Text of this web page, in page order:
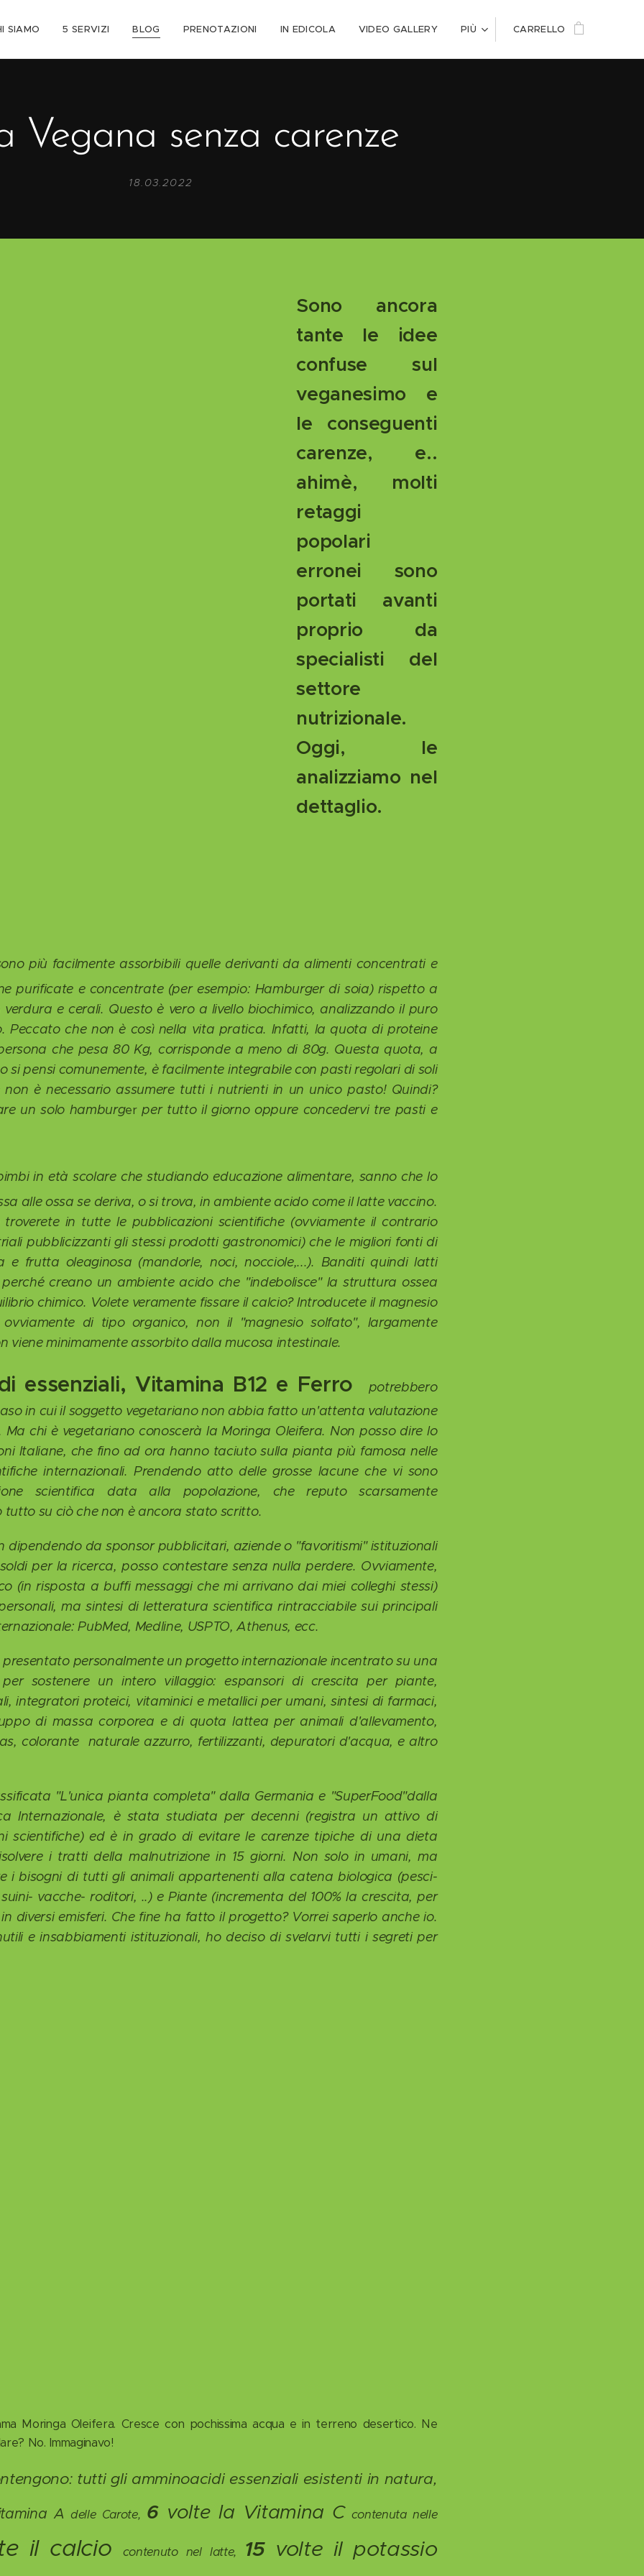
SIAMO 5 SERVIZI BLOG PRENOTAZIONI IN EDICOLA VIDEO GALLERY PIÙ CARRELLO
Vegana senza carenze
18.03.2022
Sono ancora
tante le idee
confuse sul
veganesimo e
le conseguenti
carenze, e..
ahimè, molti
retaggi
popolari
erronei sono
portati avanti
proprio da
specialisti del
settore
nutrizionale.
Oggi, le
analizziamo nel
dettaglio.
più facilmente assorbibili quelle derivanti da alimenti concentrati e
purificate e concentrate (per esempio: Hamburger di soia) rispetto a
verdura e cerali. Questo è vero a livello biochimico, analizzando il puro
Peccato che non è così nella vita pratica. Infatti, la quota di proteine
che pesa 80 Kg, corrisponde a meno di 80g. Questa quota, a
si pensi comunemente, è facilmente integrabile con pasti regolari di soli
non è necessario assumere tutti i nutrienti in un unico pasto! Quindi?
un solo hamburgerper tutto il giorno oppure concedervi tre pasti e
in età scolare che studiando educazione alimentare, sanno che lo
alle ossa se deriva, o si trova, in ambiente acido come il latte vaccino.
in tutte le pubblicazioni scientifiche (ovviamente il contrario
pubblicizzanti gli stessi prodotti gastronomici) che le migliori fonti di
e frutta oleaginosa (mandorle, noci, nocciole,...). Banditi quindi latti
creano un ambiente acido che "indebolisce" la struttura ossea
chimico. Volete veramente fissare il calcio? Introducete il magnesio
di tipo organico, non il "magnesio solfato", largamente
viene minimamente assorbito dalla mucosa intestinale.
essenziali, Vitamina B12 e Ferro
potrebbero
in cui il soggetto vegetariano non abbia fatto un'attenta valutazione
chi è vegetariano conoscerà la Moringa Oleifera. Non posso dire lo
Italiane, che fino ad ora hanno taciuto sulla pianta più famosa nelle
internazionali. Prendendo atto delle grosse lacune che vi sono
scientifica data alla popolazione, che reputo scarsamente
tutto su ciò che non è ancora stato scritto.
dipendendo da sponsor pubblicitari, aziende o "favoritismi" istituzionali
per la ricerca, posso contestare senza nulla perdere. Ovviamente,
(in risposta a buffi messaggi che mi arrivano dai miei colleghi stessi)
ma sintesi di letteratura scientifica rintracciabile sui principali
PubMed, Medline, USPTO, Athenus, ecc.
presentato personalmente un progetto internazionale incentrato su una
sostenere un intero villaggio: espansori di crescita per piante,
integratori proteici, vitaminici e metallici per umani, sintesi di farmaci,
di massa corporea e di quota lattea per animali d'allevamento,
colorante naturale azzurro, fertilizzanti, depuratori d'acqua, e altro
"L'unica pianta completa" dalla Germania e "SuperFood"dalla
Internazionale, è stata studiata per decenni (registra un attivo di
scientifiche) ed è in grado di evitare le carenze tipiche di una dieta
i tratti della malnutrizione in 15 giorni. Non solo in umani, ma
i bisogni di tutti gli animali appartenenti alla catena biologica (pesci-
vacche- roditori, ..) e Piante (incrementa del 100% la crescita, per
diversi emisferi. Che fine ha fatto il progetto? Vorrei saperlo anche io.
e insabbiamenti istituzionali, ho deciso di svelarvi tutti i segreti per
Moringa Oleifera. Cresce con pochissima acqua e in terreno desertico. Ne
No. Immaginavo!
tutti gli amminoacidi essenziali esistenti in natura,
A delle Carote, 6volte la Vitamina C contenuta nelle
il calcio contenuto nel latte, 15volte il potassio